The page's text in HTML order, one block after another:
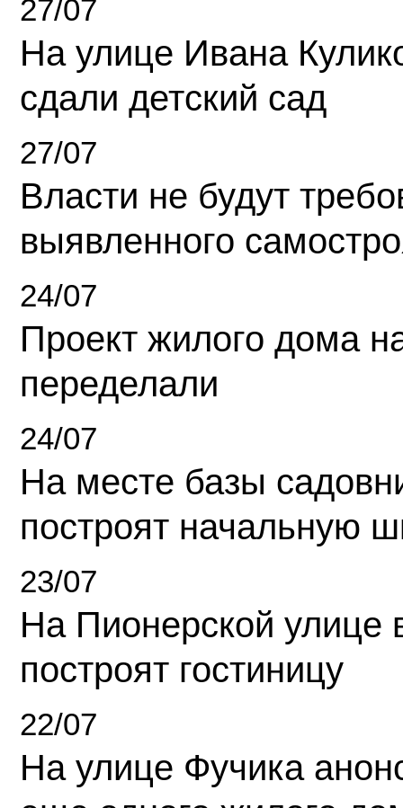
27/07
На улице Ивана
сдали детский сад
27/07
Власти не будут
выявленного
24/07
Проект жилого дома
переделали
24/07
На месте базы
построят начальную
23/07
На Пионерской улице
построят гостиницу
22/07
На улице Фучика